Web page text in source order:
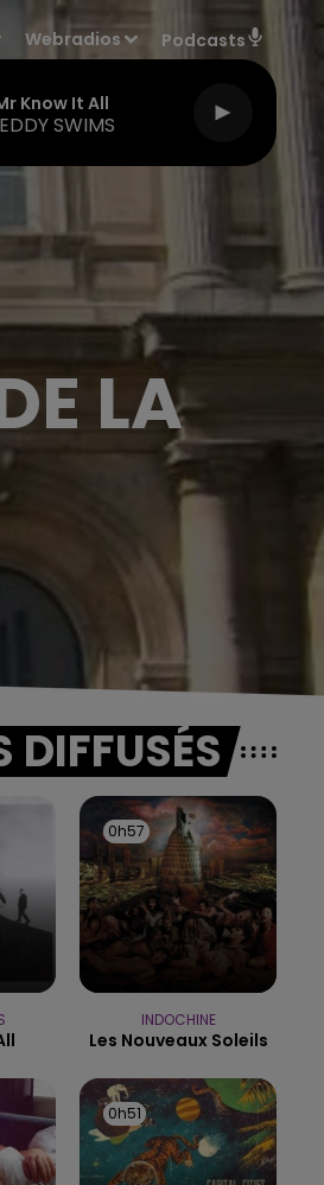
Webradios Podcasts
Know It All
SWIMS
CAISSE
LA
DIFFUSÉS
0h57
0h57
INDOCHINE
Les Nouveaux Soleils
0h51
0h51